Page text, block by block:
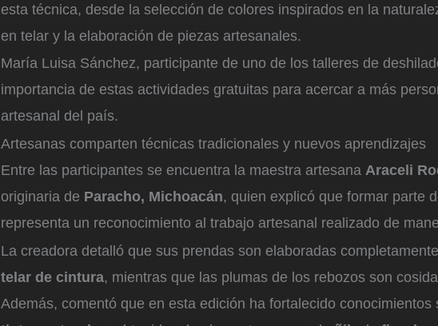
esta técnica, desde la selección de colores inspirados en la
en telar y la elaboración de piezas artesanales.
María Luisa Sánchez, participante de uno de los talleres de
importancia de estas actividades gratuitas para acercar a más
artesanal del país.
Artesanas comparten técnicas tradicionales y nuevos aprendizajes
Entre las participantes se encuentra la maestra artesana Araceli
originaria de Paracho, Michoacán, quien explicó que formar parte
representa un reconocimiento al trabajo artesanal realizado de
La creadora detalló que sus prendas son elaboradas
telar de cintura, mientras que las plumas de los rebozos son
Además, comentó que en esta edición ha fortalecido conocimientos